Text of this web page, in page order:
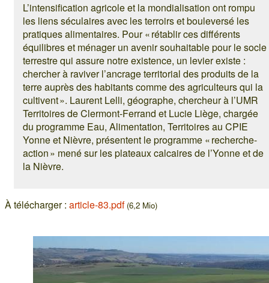
L’intensification agricole et la mondialisation ont rompu
les liens séculaires avec les terroirs et bouleversé les
pratiques alimentaires. Pour « rétablir ces différents
équilibres et ménager un avenir souhaitable pour le socle
terrestre qui assure notre existence, un levier existe :
chercher à raviver l’ancrage territorial des produits de la
terre auprès des habitants comme des agriculteurs qui la
cultivent ». Laurent Lelli, géographe, chercheur à l’UMR
Territoires de Clermont-Ferrand et Lucie Liège, chargée
du programme Eau, Alimentation, Territoires au CPIE
Yonne et Nièvre, présentent le programme « recherche-
action » mené sur les plateaux calcaires de l’Yonne et de
la Nièvre.
À télécharger : article-83.pdf (6,2 Mio)